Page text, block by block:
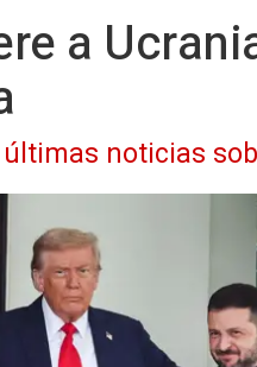
a
noticias